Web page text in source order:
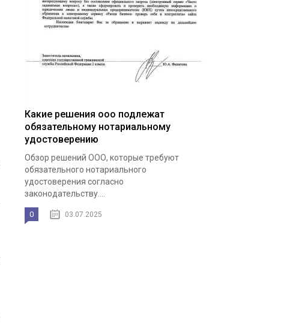
Какие решения ооо подлежат
обязательному нотариальному
удостоверению
Обзор решений ООО, которые требуют
обязательного нотариального
удостоверения согласно
законодательству....
0 03.07.2025